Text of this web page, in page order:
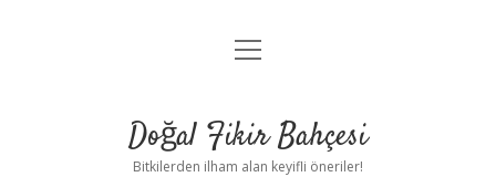
Anasayfa
Yasal Uyarı
menüyü
Doğal Fikir Bahçesi
Bitkilerden ilham alan keyifli öneriler!